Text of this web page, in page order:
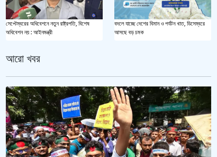
সেপ্টেম্বরের অধিবেশনে নতুন রাষ্ট্রপতি, বিশেষ
অধিবেশন নয় : আইনমন্ত্রী
বদলে যাচ্ছে দেশের বিমান ও পর্যটন খাত, ডিসেম্বরে
আসছে বড় চমক
আরো খবর